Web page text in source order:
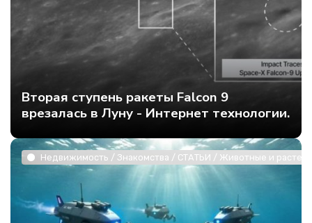
Вторая ступень ракеты Falcon 9
врезалась в Луну - Интернет технологии.
Недвижимость / Знакомства / СТАТЬИ / Животные и